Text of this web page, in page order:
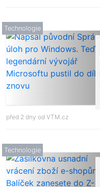
Technologie
před 2 dny od VTM.cz
Technologie